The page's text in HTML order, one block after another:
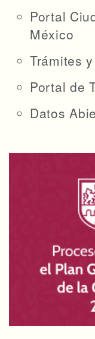
Portal
México
Trámites
Portal de
Datos